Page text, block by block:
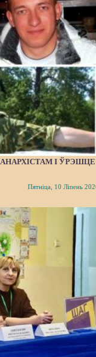
І ЎРЭШЦЕ
Пятніца, 10 Ліпень